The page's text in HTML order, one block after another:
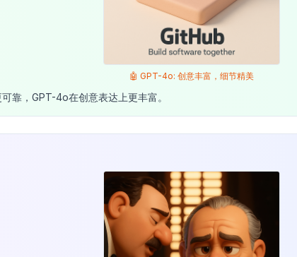
🤖 GPT-4o: 创意丰富，细节精美
靠，GPT-4o在创意表达上更丰富。